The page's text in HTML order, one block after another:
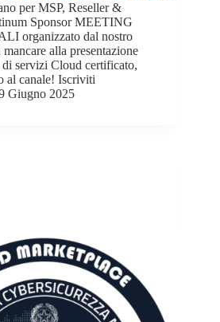
per MSP, Reseller &
Sponsor MEETING
organizzato dal nostro
alla presentazione
servizi Cloud certificato,
al canale! Iscriviti
Giugno 2025